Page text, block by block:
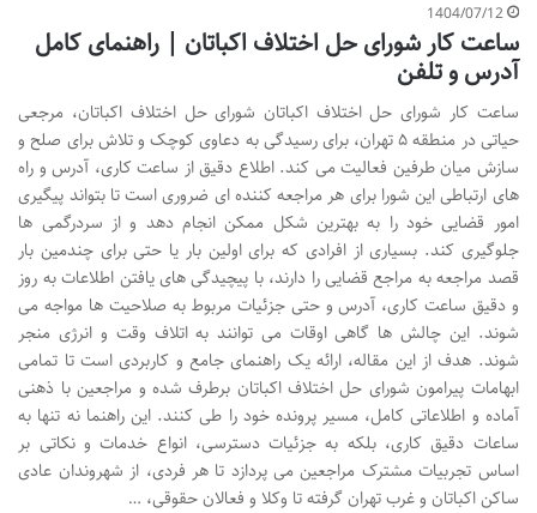
1404/07/12
ساعت کار شورای حل اختلاف اکباتان | راهنمای کامل
آدرس و تلفن
ساعت کار شورای حل اختلاف اکباتان شورای حل اختلاف اکباتان، مرجعی
حیاتی در منطقه ۵ تهران، برای رسیدگی به دعاوی کوچک و تلاش برای صلح و
سازش میان طرفین فعالیت می کند. اطلاع دقیق از ساعت کاری، آدرس و راه
های ارتباطی این شورا برای هر مراجعه کننده ای ضروری است تا بتواند پیگیری
امور قضایی خود را به بهترین شکل ممکن انجام دهد و از سردرگمی ها
جلوگیری کند. بسیاری از افرادی که برای اولین بار یا حتی برای چندمین بار
قصد مراجعه به مراجع قضایی را دارند، با پیچیدگی های یافتن اطلاعات به روز
و دقیق ساعت کاری، آدرس و حتی جزئیات مربوط به صلاحیت ها مواجه می
شوند. این چالش ها گاهی اوقات می توانند به اتلاف وقت و انرژی منجر
شوند. هدف از این مقاله، ارائه یک راهنمای جامع و کاربردی است تا تمامی
ابهامات پیرامون شورای حل اختلاف اکباتان برطرف شده و مراجعین با ذهنی
آماده و اطلاعاتی کامل، مسیر پرونده خود را طی کنند. این راهنما نه تنها به
ساعات دقیق کاری، بلکه به جزئیات دسترسی، انواع خدمات و نکاتی بر
اساس تجربیات مشترک مراجعین می پردازد تا هر فردی، از شهروندان عادی
ساکن اکباتان و غرب تهران گرفته تا وکلا و فعالان حقوقی، …